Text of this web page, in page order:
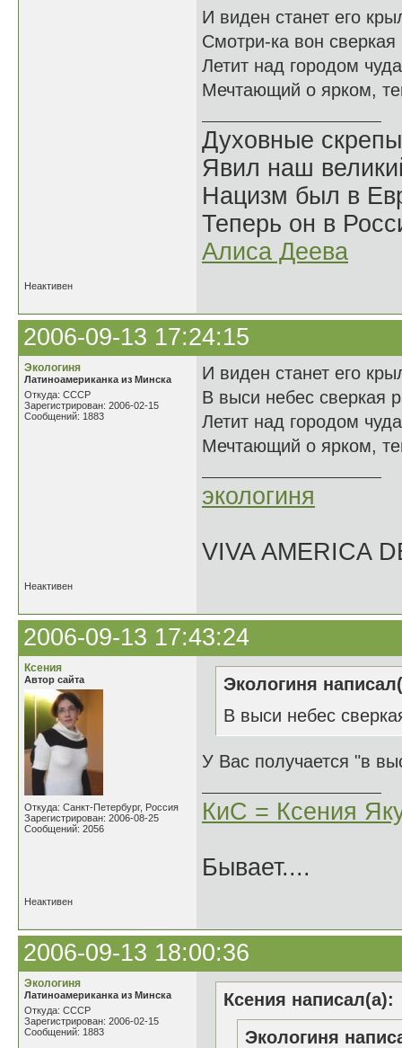
И виден станет его
Смотри-ка вон сверкая
Летит над городом
Мечтающий о ярком,
Духовные
Явил наш
Нацизм был в
Теперь он в
Алиса Деева
Неактивен
2006-09-13 17:24:15
Экологиня
Латиноамериканка из Минска
Откуда: СССР
Зарегистрирован: 2006-02-15
Сообщений: 1883
И виден станет его
В выси небес сверкая
Летит над городом
Мечтающий о ярком,
экологиня
VIVA AMERICA
Неактивен
2006-09-13 17:43:24
Ксения
Автор сайта
Откуда: Санкт-Петербург, Россия
Зарегистрирован: 2006-08-25
Сообщений: 2056
Экологиня
В выси небес
У Вас получается "в
КиС = Ксения
Бывает....
Неактивен
2006-09-13 18:00:36
Экологиня
Латиноамериканка из Минска
Откуда: СССР
Зарегистрирован: 2006-02-15
Сообщений: 1883
Ксения написал(а):
Экологиня